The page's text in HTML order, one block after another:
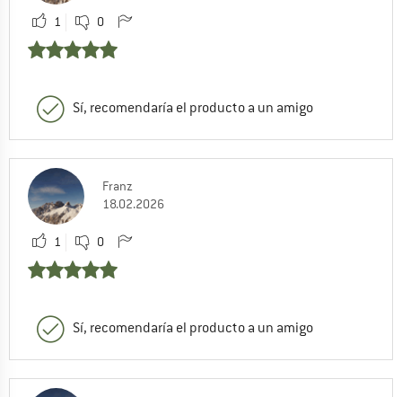
1 0
Sí, recomendaría el producto a un amigo
Franz
18.02.2026
1 0
Sí, recomendaría el producto a un amigo